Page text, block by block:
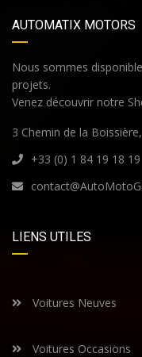
AUTOMATIX MOTORS
Nous sommes
projets.
Venez découvrir notre
3 Chemin de la
+33 (0) 1 84 19 18 19
LIENS UTILES
Voitures Neuves
Voitures Occasions